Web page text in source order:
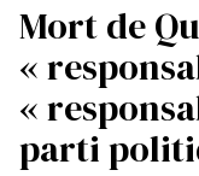
Mort de
«
«
parti